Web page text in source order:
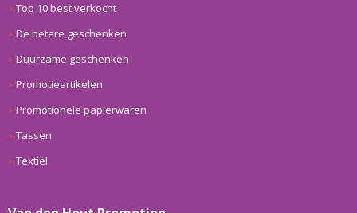
Top 10 best verkocht
De betere geschenken
Duurzame geschenken
Promotieartikelen
Promotionele papierwaren
Tassen
Textiel